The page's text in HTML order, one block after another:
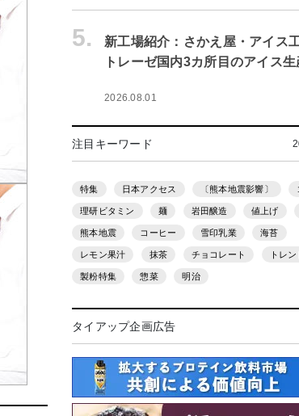
5.
新工場紹介：さかえ屋・アイス
トレーゼ国内3カ所目のアイス
2026.08.01
注目キーワード
特集 日本アクセス 〔熊本地震影響〕
理研ビタミン 麺 岩田醸造 値上げ
熊本地震 コーヒー 雪印乳業 海苔
レモン果汁 抹茶 チョコレート トレン
製粉特集 惣菜 明治
タイアップ企画広告